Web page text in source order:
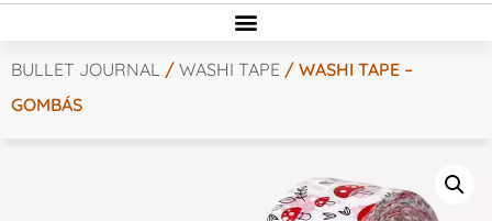
BULLET JOURNAL / WASHI TAPE / WASHI TAPE –
GOMBÁS